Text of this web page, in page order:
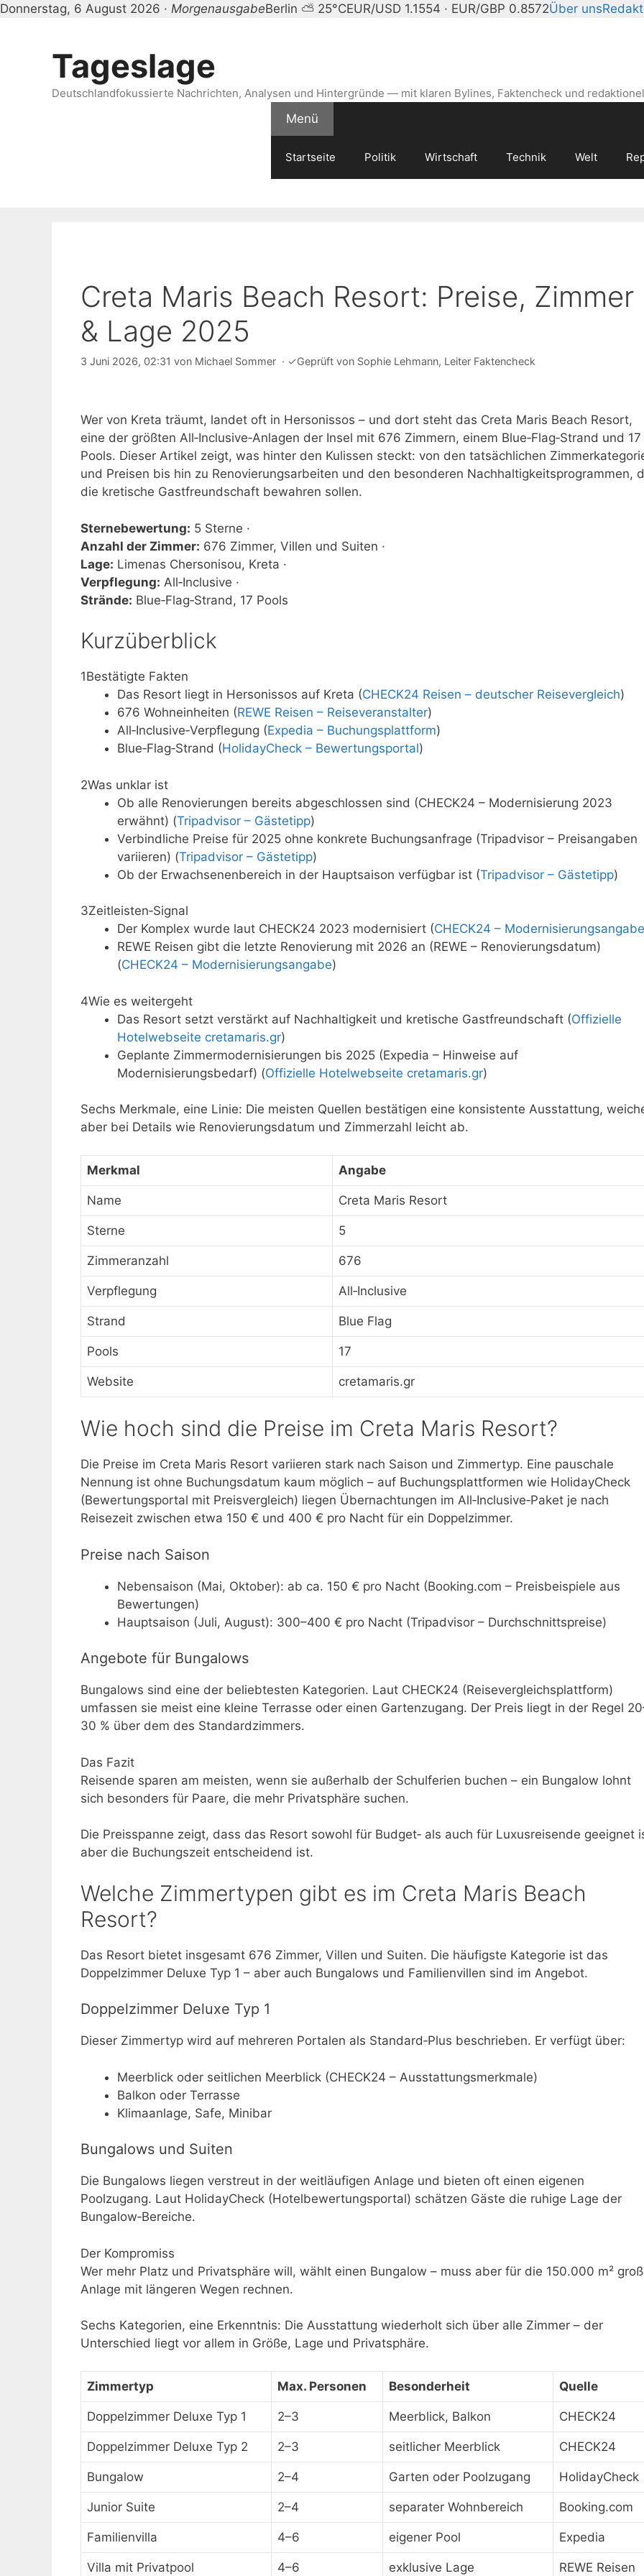
Donnerstag, 6 August 2026 · MorgenausgabeBerlin ⛅ 25°CEUR/USD 1.1554 · EUR/GBP 0.8572Über uns
Tageslage
Deutschlandfokussierte Nachrichten, Analysen und Hintergründe — mit klaren Bylines, Faktencheck und
Menü
Startseite Politik Wirtschaft Technik Welt
Creta Maris Beach Resort: Preise, Zimmer
& Lage 2025
3 Juni 2026, 02:31 von Michael Sommer · ✓Geprüft von Sophie Lehmann, Leiter Faktencheck
Wer von Kreta träumt, landet oft in Hersonissos – und dort steht das Creta Maris Beach Resort,
eine der größten All‑Inclusive‑Anlagen der Insel mit 676 Zimmern, einem Blue‑Flag‑Strand und 17
Pools. Dieser Artikel zeigt, was hinter den Kulissen steckt: von den tatsächlichen
und Preisen bis hin zu Renovierungsarbeiten und den besonderen Nachhaltigkeitsprogrammen,
die kretische Gastfreundschaft bewahren sollen.
Sternebewertung: 5 Sterne ·
Anzahl der Zimmer: 676 Zimmer, Villen und Suiten ·
Lage: Limenas Chersonisou, Kreta ·
Verpflegung: All‑Inclusive ·
Strände: Blue‑Flag‑Strand, 17 Pools
Kurzüberblick
1Bestätigte Fakten
Das Resort liegt in Hersonissos auf Kreta (CHECK24 Reisen – deutscher Reisevergleich)
676 Wohneinheiten (REWE Reisen – Reiseveranstalter)
All‑Inclusive‑Verpflegung (Expedia – Buchungsplattform)
Blue‑Flag‑Strand (HolidayCheck – Bewertungsportal)
2Was unklar ist
Ob alle Renovierungen bereits abgeschlossen sind (CHECK24 – Modernisierung 2023
erwähnt) (Tripadvisor – Gästetipp)
Verbindliche Preise für 2025 ohne konkrete Buchungsanfrage (Tripadvisor – Preisangaben
variieren) (Tripadvisor – Gästetipp)
Ob der Erwachsenenbereich in der Hauptsaison verfügbar ist (Tripadvisor – Gästetipp)
3Zeitleisten‑Signal
Der Komplex wurde laut CHECK24 2023 modernisiert (CHECK24 – Modernisierungsangabe
REWE Reisen gibt die letzte Renovierung mit 2026 an (REWE – Renovierungsdatum)
(CHECK24 – Modernisierungsangabe)
4Wie es weitergeht
Das Resort setzt verstärkt auf Nachhaltigkeit und kretische Gastfreundschaft (Offizielle
Hotelwebseite cretamaris.gr)
Geplante Zimmermodernisierungen bis 2025 (Expedia – Hinweise auf
Modernisierungsbedarf) (Offizielle Hotelwebseite cretamaris.gr)
Sechs Merkmale, eine Linie: Die meisten Quellen bestätigen eine konsistente Ausstattung,
aber bei Details wie Renovierungsdatum und Zimmerzahl leicht ab.
Merkmal Angabe
Name Creta Maris Resort
Sterne 5
Zimmeranzahl 676
Verpflegung All‑Inclusive
Strand Blue Flag
Pools 17
Website cretamaris.gr
Wie hoch sind die Preise im Creta Maris Resort?
Die Preise im Creta Maris Resort variieren stark nach Saison und Zimmertyp. Eine pauschale
Nennung ist ohne Buchungsdatum kaum möglich – auf Buchungsplattformen wie HolidayCheck
(Bewertungsportal mit Preisvergleich) liegen Übernachtungen im All‑Inclusive‑Paket je nach
Reisezeit zwischen etwa 150 € und 400 € pro Nacht für ein Doppelzimmer.
Preise nach Saison
Nebensaison (Mai, Oktober): ab ca. 150 € pro Nacht (Booking.com – Preisbeispiele aus
Bewertungen)
Hauptsaison (Juli, August): 300–400 € pro Nacht (Tripadvisor – Durchschnittspreise)
Angebote für Bungalows
Bungalows sind eine der beliebtesten Kategorien. Laut CHECK24 (Reisevergleichsplattform)
umfassen sie meist eine kleine Terrasse oder einen Gartenzugang. Der Preis liegt in der Regel
30 % über dem des Standardzimmers.
Das Fazit
Reisende sparen am meisten, wenn sie außerhalb der Schulferien buchen – ein Bungalow lohnt
sich besonders für Paare, die mehr Privatsphäre suchen.
Die Preisspanne zeigt, dass das Resort sowohl für Budget‑ als auch für Luxusreisende geeignet
aber die Buchungszeit entscheidend ist.
Welche Zimmertypen gibt es im Creta Maris Beach
Resort?
Das Resort bietet insgesamt 676 Zimmer, Villen und Suiten. Die häufigste Kategorie ist das
Doppelzimmer Deluxe Typ 1 – aber auch Bungalows und Familienvillen sind im Angebot.
Doppelzimmer Deluxe Typ 1
Dieser Zimmertyp wird auf mehreren Portalen als Standard‑Plus beschrieben. Er verfügt über:
Meerblick oder seitlichen Meerblick (CHECK24 – Ausstattungsmerkmale)
Balkon oder Terrasse
Klimaanlage, Safe, Minibar
Bungalows und Suiten
Die Bungalows liegen verstreut in der weitläufigen Anlage und bieten oft einen eigenen
Poolzugang. Laut HolidayCheck (Hotelbewertungsportal) schätzen Gäste die ruhige Lage der
Bungalow‑Bereiche.
Der Kompromiss
Wer mehr Platz und Privatsphäre will, wählt einen Bungalow – muss aber für die 150.000 m²
Anlage mit längeren Wegen rechnen.
Sechs Kategorien, eine Erkenntnis: Die Ausstattung wiederholt sich über alle Zimmer – der
Unterschied liegt vor allem in Größe, Lage und Privatsphäre.
Zimmertyp Max. Personen Besonderheit Quelle
Doppelzimmer Deluxe Typ 1 2–3 Meerblick, Balkon CHECK24
Doppelzimmer Deluxe Typ 2 2–3 seitlicher Meerblick CHECK24
Bungalow 2–4 Garten oder Poolzugang HolidayCheck
Junior Suite 2–4 separater Wohnbereich Booking.com
Familienvilla 4–6 eigener Pool Expedia
Villa mit Privatpool 4–6 exklusive Lage REWE Reisen